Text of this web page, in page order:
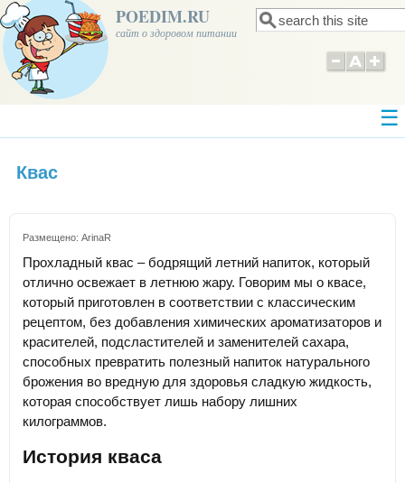
POEDIM.RU
сайт о здоровом питании Форма поиска
Поиск
Квас
Размещено: ArinaR
Прохладный квас – бодрящий летний напиток, который
отлично освежает в летнюю жару. Говорим мы о квасе,
который приготовлен в соответствии с классическим
рецептом, без добавления химических ароматизаторов и
красителей, подсластителей и заменителей сахара,
способных превратить полезный напиток натурального
брожения во вредную для здоровья сладкую жидкость,
которая способствует лишь набору лишних
килограммов.
История кваса